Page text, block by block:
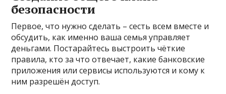
безопасности
Первое, что нужно сделать – сесть всем вместе и
обсудить, как именно ваша семья управляет
деньгами. Постарайтесь выстроить чёткие
правила, кто за что отвечает, какие банковские
приложения или сервисы используются и кому к
ним разрешён доступ.